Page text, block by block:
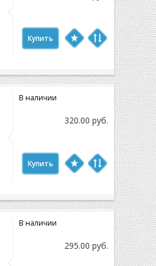
Купить
В наличии
320.00 руб.
Купить
В наличии
295.00 руб.